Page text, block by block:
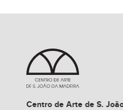
Centro de Arte de S.